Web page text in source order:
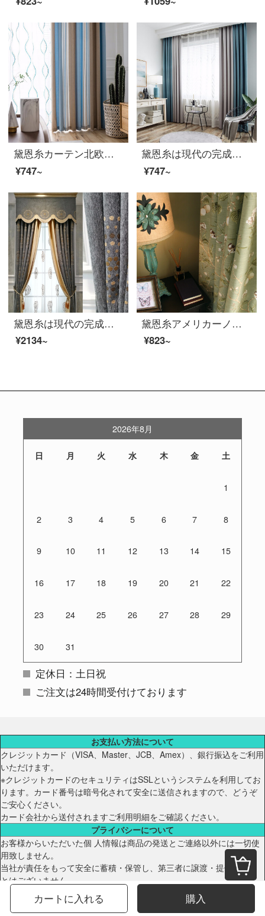
黛恩糸カーテン北欧スタイルは簡単で現代カーテンの高遮光縦ストライプの綿麻寝室客間カスタマイズカーテン製品の青い布一メートル（加工無料）です。
¥747~
黛恩糸は現代の完成品のカーテンを簡単に予約しました。北欧風の寝室のリビングルームはカシミヤの花を模した遮光布のカーテンを模しています。
¥747~
黛恩糸は現代の完成品のカーテンのシェニールを簡単に予約して、厚いジャカードの寝室のリビングルームの窓の下で窓の遮光カーテンを揺らします。
¥2134~
黛恩糸アメリカーノ花鳥の田園カーテン完成品リビングルームの床にある窓の綿麻カスタマイズカーテンの窓の紗墨緑（加工無料）布毎メートル（詳細な問い合わせサービス）
¥823~
カートに入れる 購入
2026年8月
日 月 火 水 木 金 土
1
2 3 4 5 6 7 8
9 10 11 12 13 14 15
16 17 18 19 20 21 22
23 24 25 26 27 28 29
30 31
定休日：土日祝
ご注文は24時間受付けております
お支払い方法について
クレジットカード（VISA、Master、JCB、Amex）、銀行振込をご利用
いただけます。
※クレジットカードのセキュリティはSSLというシステムを利用してお
ります。カード番号は暗号化されて安全に送信されますので、どうぞ
ご安心ください。
カード会社から送付されますご利用明細をご確認ください。
プライバシーについて
お客様からいただいた個 人情報は商品の発送とご連絡以外には一切使
用致しません。
当社が責任をもって安全に蓄積・保管し、第三者に譲渡・提供するこ
とはございません。
【商品発送のタイミング】 特にご指定がない場合、 前払い決済の場合